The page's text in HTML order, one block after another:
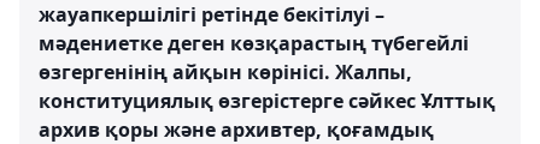
жауапкершілігі ретінде бекітілуі –
мәдениетке деген көзқарастың түбегейлі
өзгергенінің айқын көрінісі. Жалпы,
конституциялық өзгерістерге сәйкес Ұлттық
архив қоры және архивтер, қоғамдық